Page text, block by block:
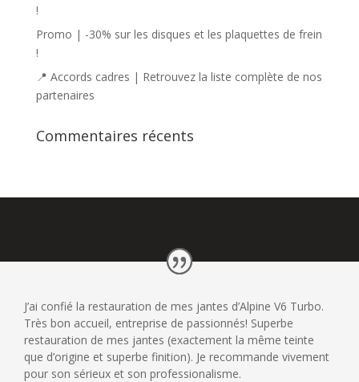
!
Promo | -30% sur les disques et les plaquettes de frein
!
📍 Accords cadres | Retrouvez la liste complète de nos
partenaires
Commentaires récents
J’ai confié la restauration de mes jantes d’Alpine V6 Turbo.
Très bon accueil, entreprise de passionnés! Superbe
restauration de mes jantes (exactement la même teinte
que d’origine et superbe finition). Je recommande vivement
pour son sérieux et son professionalisme.